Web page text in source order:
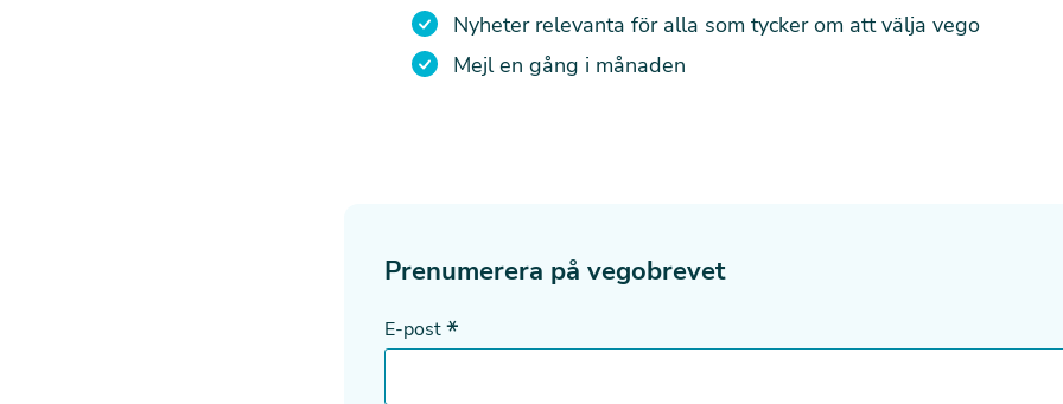
Nyheter relevanta för alla som tycker om att välja vego
Mejl en gång i månaden
Prenumerera på vegobrevet
E-post*